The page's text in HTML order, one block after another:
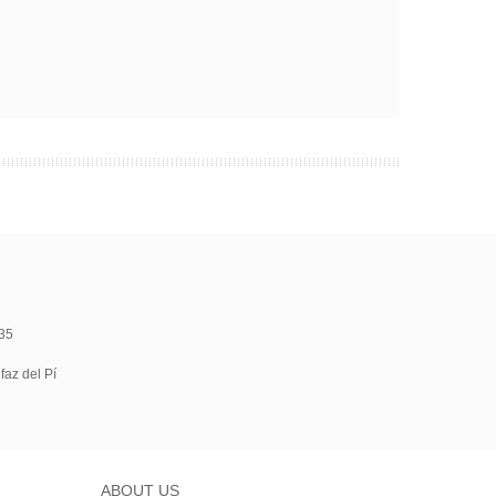
del Pí
ABOUT US